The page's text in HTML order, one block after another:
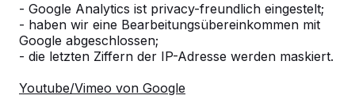
- Google Analytics ist privacy-freundlich eingestelt;
- haben wir eine Bearbeitungsübereinkommen mit
Google abgeschlossen;
- die letzten Ziffern der IP-Adresse werden maskiert.
Youtube/Vimeo von Google